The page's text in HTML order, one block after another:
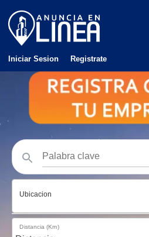
Iniciar Sesion Registrate
Ubicacion
Distancia (Km)